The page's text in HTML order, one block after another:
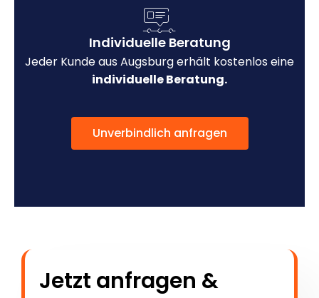
Individuelle Beratung
Jeder Kunde aus Augsburg erhält kostenlos eine
individuelle Beratung.
Unverbindlich anfragen
Jetzt anfragen &